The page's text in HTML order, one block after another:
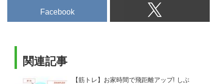
Facebook
関連記事
【筋トレ】お家時間で飛距離アップ! しぶ